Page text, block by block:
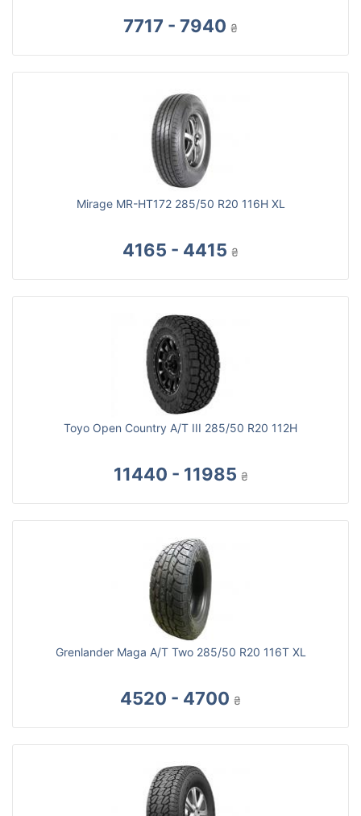
7717 - 7940 ₴
Mirage MR-HT172 285/50 R20 116H XL
4165 - 4415 ₴
Toyo Open Country A/T III 285/50 R20 112H
11440 - 11985 ₴
Grenlander Maga A/T Two 285/50 R20 116T XL
4520 - 4700 ₴